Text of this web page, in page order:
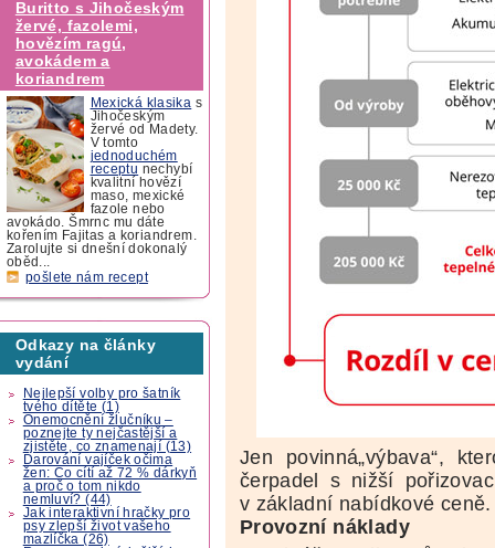
Buritto s Jihočeským
žervé, fazolemi,
hovězím ragú,
avokádem a
koriandrem
Mexická klasika s
Jihočeským
žervé od Madety.
V tomto
jednoduchém
receptu nechybí
kvalitní hovězí
maso, mexické
fazole nebo
avokádo. Šmrnc mu dáte
kořením Fajitas a koriandrem.
Zarolujte si dnešní dokonalý
oběd...
pošlete nám recept
Odkazy na články
vydání
Nejlepší volby pro šatník
tvého dítěte (1)
Onemocnění žlučníku –
poznejte ty nejčastější a
zjistěte, co znamenají (13)
Darování vajíček očima
žen: Co cítí až 72 % dárkyň
a proč o tom nikdo
nemluví? (44)
Jak interaktivní hračky pro
psy zlepší život vašeho
mazlíčka (26)
Jen povinná„výbava“,
čerpadel s nižší
v základní nabídkové ceně.
Provozní náklady